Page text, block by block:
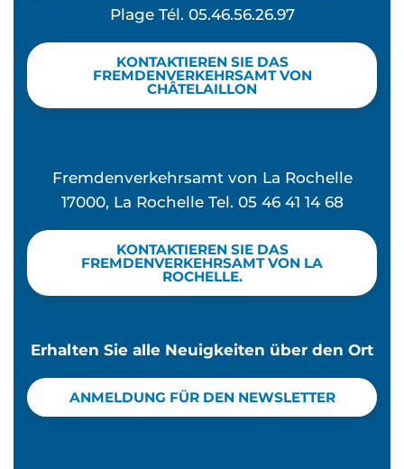
Plage Tél. 05.46.56.26.97
KONTAKTIEREN SIE DAS
FREMDENVERKEHRSAMT VON
CHÂTELAILLON
Fremdenverkehrsamt von La Rochelle
17000, La Rochelle Tel. 05 46 41 14 68
KONTAKTIEREN SIE DAS
FREMDENVERKEHRSAMT VON LA
ROCHELLE.
Erhalten Sie alle Neuigkeiten über den Ort
ANMELDUNG FÜR DEN NEWSLETTER